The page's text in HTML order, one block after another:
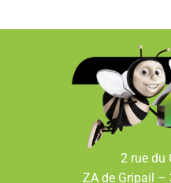
2 rue du
ZA de Gripail –